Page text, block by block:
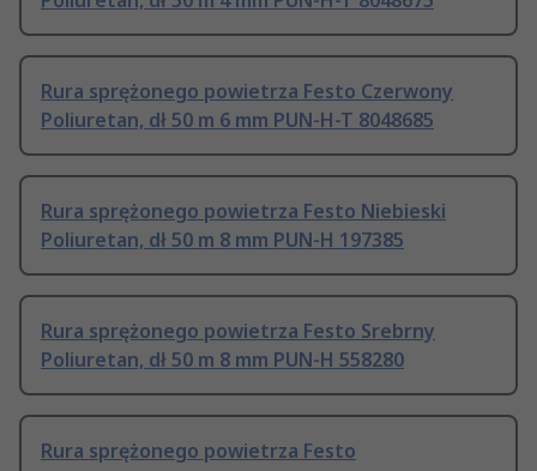
Rura sprężonego powietrza Festo Czerwony
Poliuretan, dł 50 m 6 mm PUN-H-T 8048685
Rura sprężonego powietrza Festo Niebieski
Poliuretan, dł 50 m 8 mm PUN-H 197385
Rura sprężonego powietrza Festo Srebrny
Poliuretan, dł 50 m 8 mm PUN-H 558280
Rura sprężonego powietrza Festo